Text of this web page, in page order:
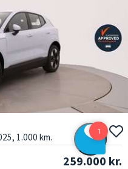
1.000 km.
259.000 kr.